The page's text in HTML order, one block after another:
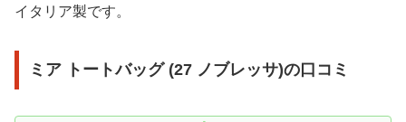
イタリア製です。
ミア トートバッグ (27 ノブレッサ)の口コミ